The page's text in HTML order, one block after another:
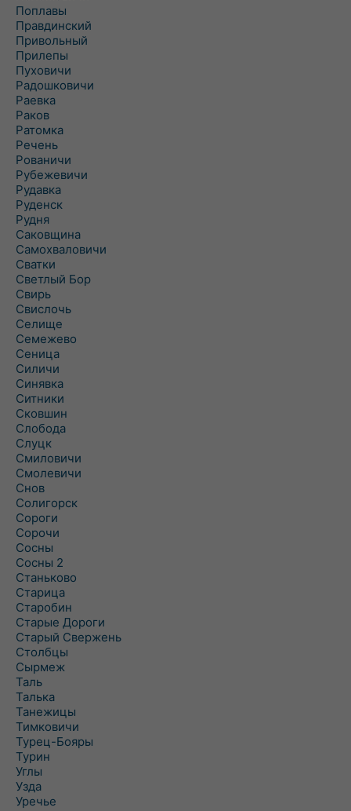
Поплавы
Правдинский
Привольный
Прилепы
Пуховичи
Радошковичи
Раевка
Раков
Ратомка
Речень
Рованичи
Рубежевичи
Рудавка
Руденск
Рудня
Саковщина
Самохваловичи
Сватки
Светлый Бор
Свирь
Свислочь
Селище
Семежево
Сеница
Силичи
Синявка
Ситники
Сковшин
Слобода
Слуцк
Смиловичи
Смолевичи
Снов
Солигорск
Сороги
Сорочи
Сосны
Сосны 2
Станьково
Старица
Старобин
Старые Дороги
Старый Свержень
Столбцы
Сырмеж
Таль
Талька
Танежицы
Тимковичи
Турец-Бояры
Турин
Углы
Узда
Уречье